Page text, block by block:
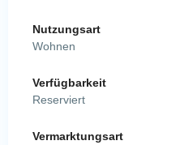
Nutzungsart
Wohnen
Verfügbarkeit
Reserviert
Vermarktungsart